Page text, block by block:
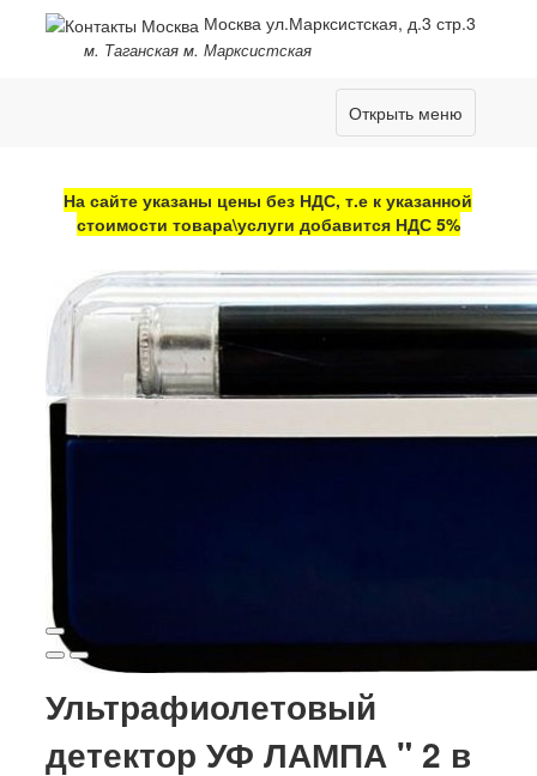
Москва ул.Марксистская, д.3 стр.3
м. Таганская м. Марксистская
Открыть меню
На сайте указаны цены без НДС, т.е к указанной
стоимости товара\услуги добавится НДС 5%
Ультрафиолетовый
детектор УФ ЛАМПА " 2 в